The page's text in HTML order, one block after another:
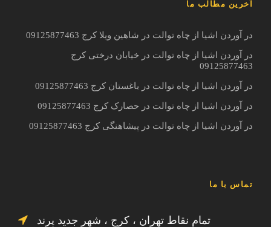
آخرین مطالب ما
در آوردن اشیا از چاه توالت در شاهین ویلا کرج 09125877463
در آوردن اشیا از چاه توالت در خیابان درختی کرج
09125877463
در آوردن اشیا از چاه توالت در باغستان کرج 09125877463
در آوردن اشیا از چاه توالت در حصارک کرج 09125877463
در آوردن اشیا از چاه توالت در پیشاهنگی کرج 09125877463
تماس با ما
تمام نقاط تهران ، کرج ، شهر جدید پرند